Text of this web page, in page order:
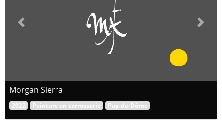
Previous Next
Morgan Sierra
2022 Peinture en carrosserie Puy-de-Dôme